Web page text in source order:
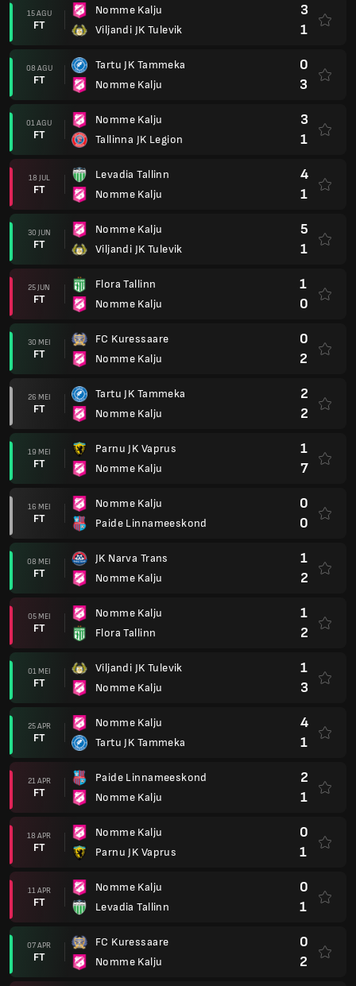
15 AGU
FT
Nomme Kalju
Viljandi JK Tulevik
3
1
08 AGU
FT
Tartu JK Tammeka
Nomme Kalju
0
3
01 AGU
FT
Nomme Kalju
Tallinna JK Legion
3
1
18 JUL
FT
Levadia Tallinn
Nomme Kalju
4
1
30 JUN
FT
Nomme Kalju
Viljandi JK Tulevik
5
1
25 JUN
FT
Flora Tallinn
Nomme Kalju
1
0
30 MEI
FT
FC Kuressaare
Nomme Kalju
0
2
26 MEI
FT
Tartu JK Tammeka
Nomme Kalju
2
2
19 MEI
FT
Parnu JK Vaprus
Nomme Kalju
1
7
16 MEI
FT
Nomme Kalju
Paide Linnameeskond
0
0
08 MEI
FT
JK Narva Trans
Nomme Kalju
1
2
05 MEI
FT
Nomme Kalju
Flora Tallinn
1
2
01 MEI
FT
Viljandi JK Tulevik
Nomme Kalju
1
3
25 APR
FT
Nomme Kalju
Tartu JK Tammeka
4
1
21 APR
FT
Paide Linnameeskond
Nomme Kalju
2
1
18 APR
FT
Nomme Kalju
Parnu JK Vaprus
0
1
11 APR
FT
Nomme Kalju
Levadia Tallinn
0
1
07 APR
FT
FC Kuressaare
Nomme Kalju
0
2